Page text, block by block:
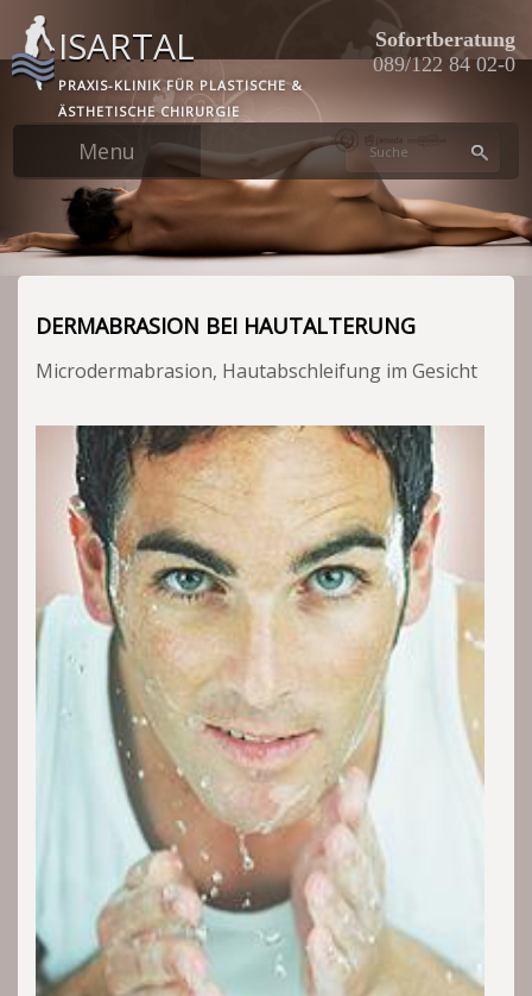
Skip
main
content
ISARTAL
PRAXIS-KLINIK FÜR PLASTISCHE &
ÄSTHETISCHE CHIRURGIE
Sofortberatung
089/122 84 02-0
DERMABRASION BEI HAUTALTERUNG
Microdermabrasion, Hautabschleifung im Gesicht